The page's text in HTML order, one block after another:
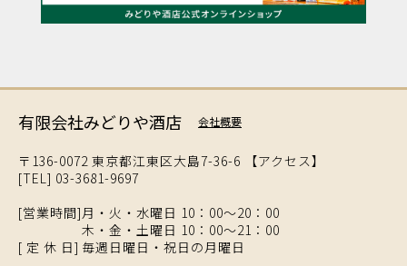
有限会社みどりや酒店 会社概要
〒136-0072 東京都江東区大島7-36-6 【アクセス】
[TEL] 03-3681-9697
[営業時間]月・火・水曜日 10：00～20：00
木・金・土曜日 10：00～21：00
[ 定 休 日] 毎週日曜日・祝日の月曜日